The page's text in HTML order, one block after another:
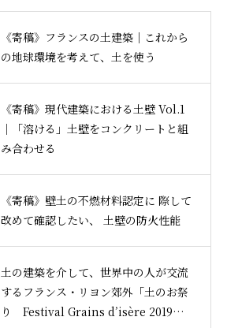
《寄稿》フランスの土建築｜これから
の地球環境を考えて、土を使う
《寄稿》現代建築における土壁 Vol.1
｜「溶ける」土壁をコンクリートと組
み合わせる
《寄稿》壁土の不燃材料認定に 際して
改めて確認したい、 土壁の防火性能
土の建築を介して、世界中の人が交流
するフランス・リヨン郊外「土のお祭
り Festival Grains d’isère 2019」レ